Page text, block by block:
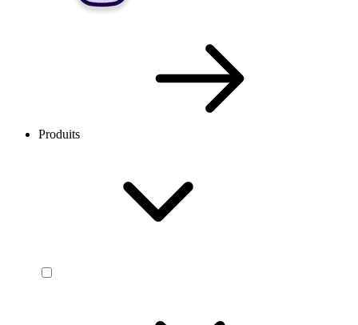
Produits